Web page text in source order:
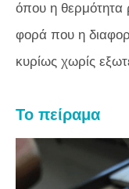
όπου η θερμότητα
φορά που η
κυρίως χωρίς
Το πείραμα